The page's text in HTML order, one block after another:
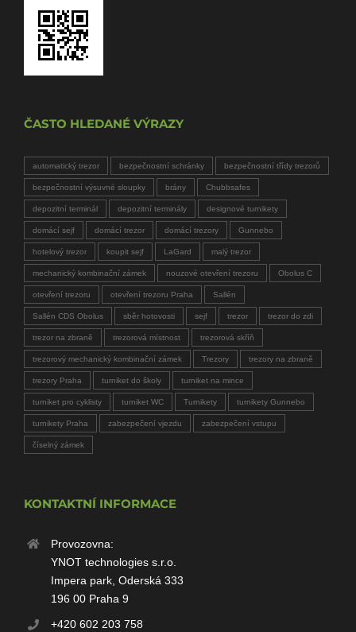
ČASTO HLEDANÉ VÝRAZY
automatický trezor bezpečnostní schránky bezpečnostní třídy trezorů
bezpečnostní výsuvné sloupky brány Chubbsafes
depozitní terminál depozitní terminály designové turnikety
domácí sejf domácí trezor domácí trezory Gunnebo
hotelový trezor koupit sejf LaGard malý trezor
mechanický kombinační zámek nouzové otevření trezoru Obolus C
otevření trezoru otevření trezoru Praha Sallén
Sallén CDS Obolus sběr hotovosti sejf trezor trezor do zdi
trezor na zbraně trezorová místnost trezorová skříň
trezorový mechanický kombinační zámek Trezory trezory na zbraně
trezory Praha turniket do školy turniket na mince
turniket pro cyklisty turniket WC Turnikety turnikety Gunnebo
turnikety Praha zabezpečení vjezdu zabezpečení vstupu
číselný zámek
KONTAKTNÍ INFORMACE
Provozovna:
YNOT technologies s.r.o.
Impera park, Oderská 333
196 00 Praha 9
+420 602 203 758